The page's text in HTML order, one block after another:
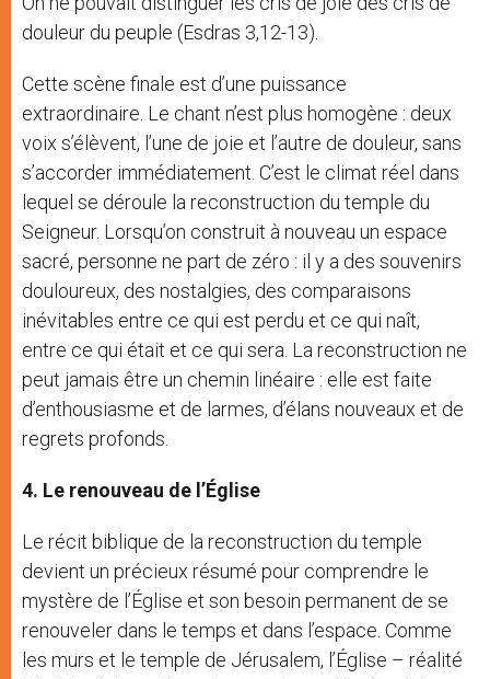
douleur du peuple (Esdras 3,12-13).
Cette scène finale est d’une puissance
extraordinaire. Le chant n’est plus homogène : deux
voix s’élèvent, l’une de joie et l’autre de douleur, sans
s’accorder immédiatement. C’est le climat réel dans
lequel se déroule la reconstruction du temple du
Seigneur. Lorsqu’on construit à nouveau un espace
sacré, personne ne part de zéro : il y a des souvenirs
douloureux, des nostalgies, des comparaisons
inévitables entre ce qui est perdu et ce qui naît,
entre ce qui était et ce qui sera. La reconstruction ne
peut jamais être un chemin linéaire : elle est faite
d’enthousiasme et de larmes, d’élans nouveaux et de
regrets profonds.
4. Le renouveau de l’Église
Le récit biblique de la reconstruction du temple
devient un précieux résumé pour comprendre le
mystère de l’Église et son besoin permanent de se
renouveler dans le temps et dans l’espace. Comme
les murs et le temple de Jérusalem, l’Église – réalité